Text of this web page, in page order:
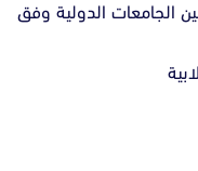
الجامعات الدولية وفق